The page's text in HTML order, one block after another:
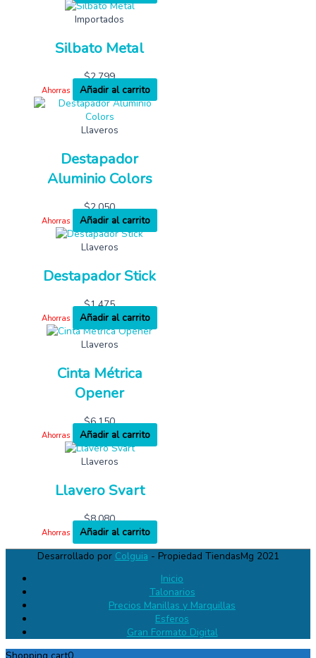
Importados
Silbato Metal
$2,799
Ahorras Añadir al carrito
Llaveros
Destapador
Aluminio Colors
$2,050
Ahorras
Añadir al carrito
Llaveros
Destapador Stick
$1,475
Ahorras
Añadir al carrito
Llaveros
Cinta Métrica
Opener
$6,150
Ahorras
Añadir al carrito
Llaveros
Llavero Svart
$8,080
Ahorras
Añadir al carrito
Desarrollado por Colguia - Propiedad TiendasMg 2021
Inicio
Talonarios
Precios Manillas y Marquillas
Esferos
Gran Formato Digital